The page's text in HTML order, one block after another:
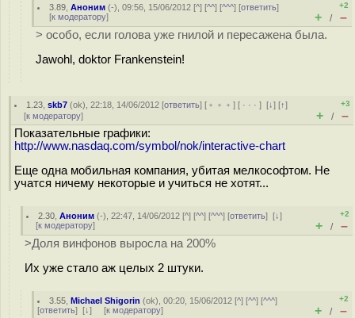
3.89 ,Аноним (-), 09:56, 15/06/2012 [^] [^^] [^^^] [ответить]
[к модератору]
+2
+ / –
> особо, если голова уже гнилой и пересажена была.
Jawohl, doktor Frankenstein!
1.23 ,skb7 (ok), 22:18, 14/06/2012 [ответить] [ ﹢﹢﹢] [ · · ·][↓] [↑]
[к модератору]
+3
+ / –
Показательные графики:
http://www.nasdaq.com/symbol/nok/interactive-chart
Еще одна мобильная компания, убитая мелкософтом. Не
учатся ничему некоторые и учиться не хотят...
2.30 ,Аноним (-), 22:47, 14/06/2012 [^] [^^] [^^^] [ответить][↓]
[к модератору]
+2
+ / –
>Доля винфонов выросла на 200%
Их уже стало аж целых 2 штуки.
3.55 ,Michael Shigorin (ok), 00:20, 15/06/2012 [^] [^^] [^^^]
[ответить] [↓] [к модератору]
+2
+ / –